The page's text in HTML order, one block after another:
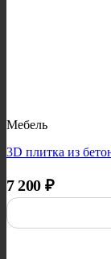
Мебель
3D плитка из
7 200 ₽